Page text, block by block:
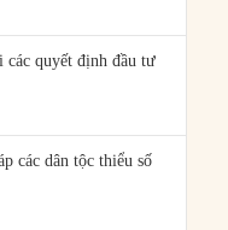
quyết định đầu tư
các dân tộc thiểu số